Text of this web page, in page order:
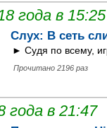
года в 15:25
Слух: В сеть
► Судя по всему,
Прочитано 2196 раз
года в 21:47